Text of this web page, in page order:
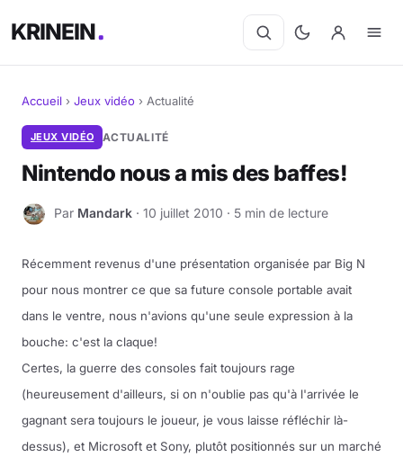
KRINEIN
Cinéma
Séries
Manga
BD
Livres
Jeux vidéo
Jeux de société
Musique
Accueil › Jeux vidéo › Actualité
JEUX VIDÉO ACTUALITÉ
Nintendo nous a mis des baffes!
M Par Mandark · 10 juillet 2010 · 5 min de lecture
Récemment revenus d'une présentation organisée par Big N
pour nous montrer ce que sa future console portable avait
dans le ventre, nous n'avions qu'une seule expression à la
bouche: c'est la claque!
Certes, la guerre des consoles fait toujours rage
(heureusement d'ailleurs, si on n'oublie pas qu'à l'arrivée le
gagnant sera toujours le joueur, je vous laisse réfléchir là-
dessus), et Microsoft et Sony, plutôt positionnés sur un marché